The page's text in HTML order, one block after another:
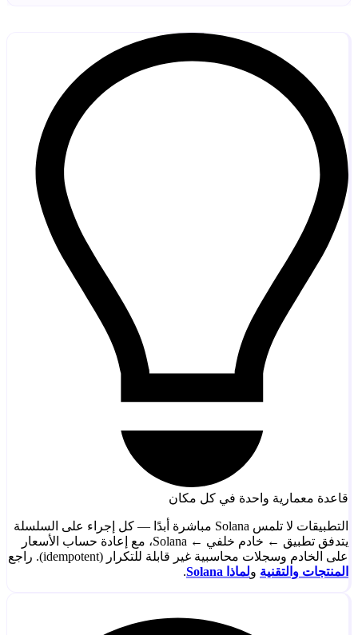
قاعدة معمارية واحدة في كل مكان
التطبيقات لا تلمس Solana مباشرة أبدًا — كل إجراء على السلسلة
يتدفق تطبيق ← خادم خلفي ← Solana، مع إعادة حساب الأسعار
على الخادم وسجلات محاسبية غير قابلة للتكرار (idempotent). راجع
المنتجات والتقنية ولماذا Solana .